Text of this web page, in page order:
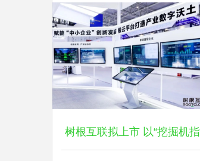
树根互联拟上市 以“挖掘机指